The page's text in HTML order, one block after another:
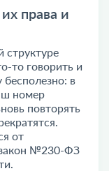
права и
структуре
то говорить и
в
номер
повторять
от
закон №230-ФЗ